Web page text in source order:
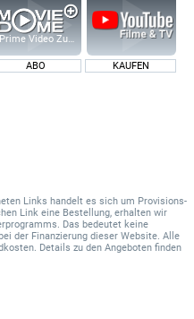
Prime Video Zusatz-Kanäle
ABO KAUFEN
Links handelt es sich um Provisions-
Link eine Bestellung, erhalten wir
Das bedeutet keine
der Finanzierung dieser Website. Alle
Details zu den Angeboten finden